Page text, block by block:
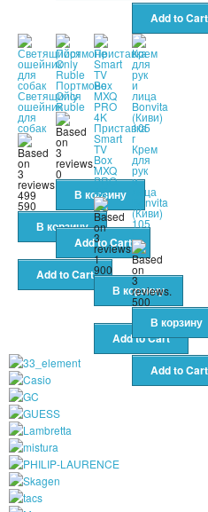
Светящийся
ошейник
для
собак
499
590
Портмоне
Only
Ruble
0
Приставка
Smart
TV
Box
MXQ
PRO
4K
1
900
Крем
для
рук
и
лица
Bonvita
(Киви)
105
г
500